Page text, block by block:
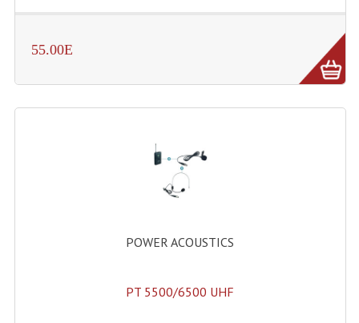
Haut-Parleurs Amplis Guitare
Tweeters Pour Enceintes
Platines Disque Vinyles
55.00E
POWER ACOUSTICS
PT 5500/6500 UHF